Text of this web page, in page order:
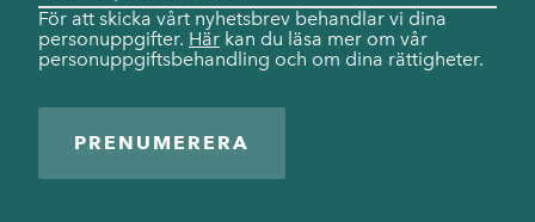
För att skicka vårt nyhetsbrev behandlar vi dina
personuppgifter. Här kan du läsa mer om vår
personuppgiftsbehandling och om dina rättigheter.
PRENUMERERA